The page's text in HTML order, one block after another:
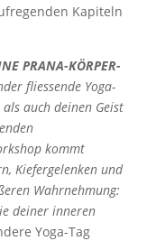
Kapiteln
PRANA-KÖRPER-
fliessende Yoga-
auch deinen Geist
kommt
Kiefergelenken und
Wahrnehmung:
deiner inneren
Yoga-Tag